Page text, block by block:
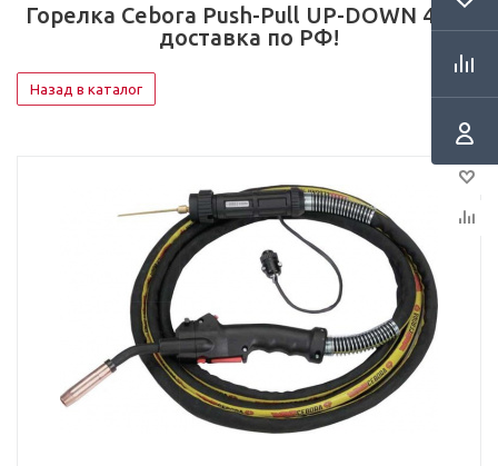
Горелка Cebora Push-Pull UP-DOWN 4 m -
доставка по РФ!
Назад в каталог